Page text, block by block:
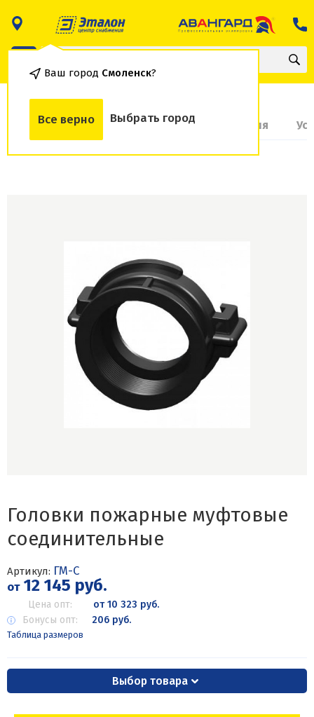
Ваш город Смоленск?
Все верно Выбрать город
О товаре Доставка и оплата Гарантия
Головки пожарные муфтовые
соединительные
Артикул: ГМ-С
от12 145 руб.
Цена опт:
от 10 323 руб.
Бонусы опт:
206 руб.
Таблица размеров
Выбор товара